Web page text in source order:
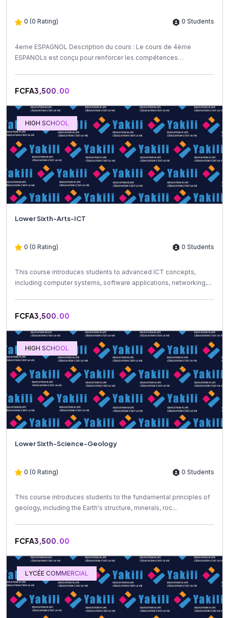
0 (0 Rating) 0 Students
4eme ESPAGNOL Description du cours : Le cours de 4ème
ESPANOLs est conçu pour renforcer les compétences
FCFA3,500.00
HIGH SCHOOL
Lower Sixth-Arts-ICT
0 (0 Rating) 0 Students
This course introduces students to advanced ICT concepts,
including computer systems, software applications, networking,...
FCFA3,500.00
HIGH SCHOOL
Lower Sixth-Science-Geology
0 (0 Rating) 0 Students
This course introduces students to the fundamental principles of
geology, including the Earth's structure, minerals, roc...
FCFA3,500.00
LYCÉE COMMERCIAL